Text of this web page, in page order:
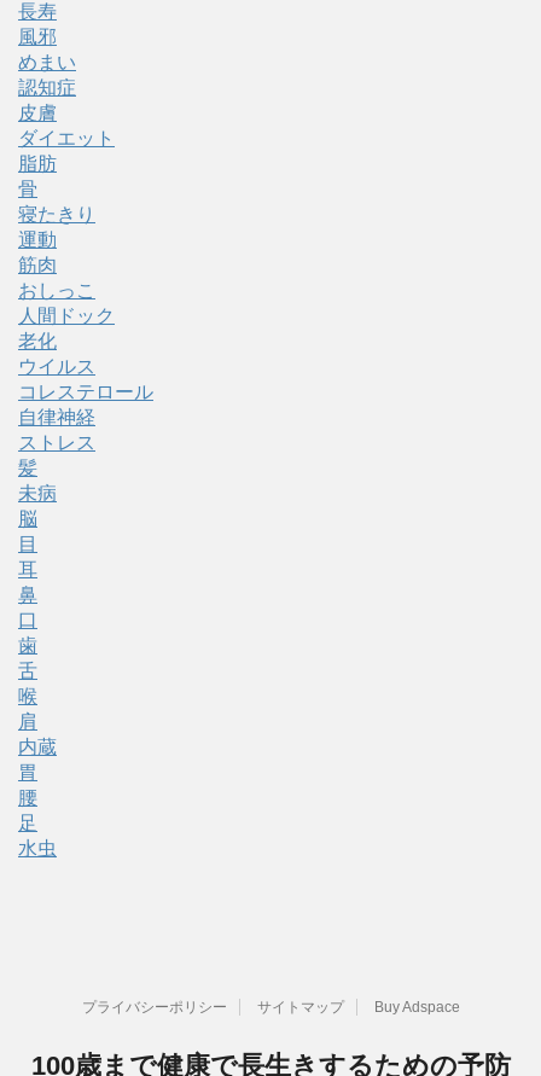
長寿
風邪
めまい
認知症
皮膚
ダイエット
脂肪
骨
寝たきり
運動
筋肉
おしっこ
人間ドック
老化
ウイルス
コレステロール
自律神経
ストレス
髪
未病
脳
目
耳
鼻
口
歯
舌
喉
肩
内蔵
胃
腰
足
水虫
プライバシーポリシー サイトマップ Buy Adspace
100歳まで健康で長生きするための予防